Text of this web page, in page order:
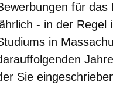
für das
- in der Regel
in
Sie